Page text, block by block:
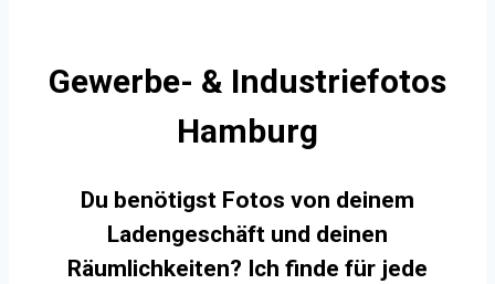
Gewerbe- & Industriefotos
Hamburg
Du benötigst Fotos von deinem
Ladengeschäft und deinen
Räumlichkeiten? Ich finde für jede